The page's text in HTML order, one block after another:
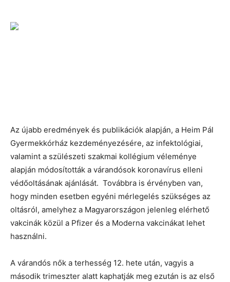
Az újabb eredmények és publikációk alapján, a Heim Pál
Gyermekkórház kezdeményezésére, az infektológiai,
valamint a szülészeti szakmai kollégium véleménye
alapján módosították a várandósok koronavírus elleni
védőoltásának ajánlását. Továbbra is érvényben van,
hogy minden esetben egyéni mérlegelés szükséges az
oltásról, amelyhez a Magyarországon jelenleg elérhető
vakcinák közül a Pfizer és a Moderna vakcinákat lehet
használni.
A várandós nők a terhesség 12. hete után, vagyis a
második trimeszter alatt kaphatják meg ezután is az első